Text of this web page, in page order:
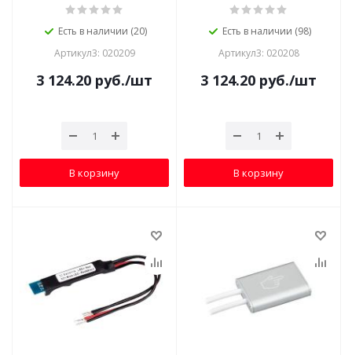
Есть в наличии (20)
Артикул3: 020209
3 124.20 руб./шт
В корзину
Есть в наличии (98)
Артикул3: 020208
3 124.20 руб./шт
В корзину